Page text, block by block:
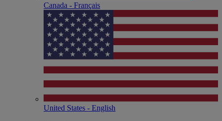
Canada - Français
United States - English